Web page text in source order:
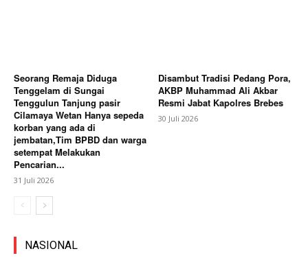
Seorang Remaja Diduga
Tenggelam di Sungai
Tenggulun Tanjung pasir
Cilamaya Wetan Hanya sepeda
korban yang ada di
jembatan,Tim BPBD dan warga
setempat Melakukan
Pencarian...
31 Juli 2026
Disambut Tradisi Pedang Pora,
AKBP Muhammad Ali Akbar
Resmi Jabat Kapolres Brebes
30 Juli 2026
NASIONAL